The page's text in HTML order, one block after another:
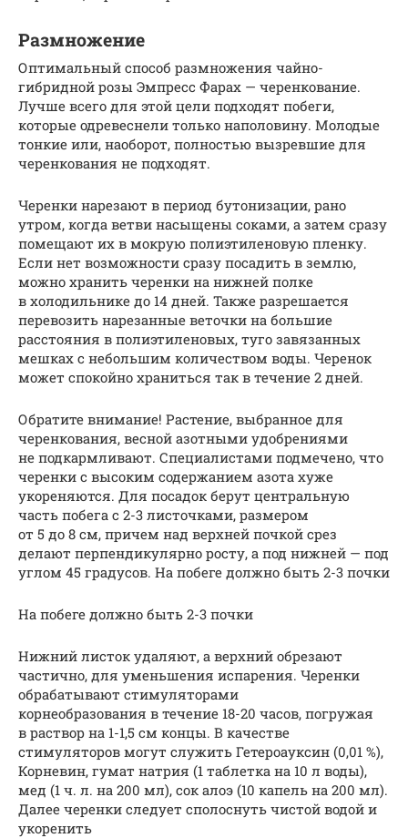
Размножение
Оптимальный способ размножения чайно-
гибридной розы Эмпресс Фарах — черенкование.
Лучше всего для этой цели подходят побеги,
которые одревеснели только наполовину. Молодые
тонкие или, наоборот, полностью вызревшие для
черенкования не подходят.
Черенки нарезают в период бутонизации, рано
утром, когда ветви насыщены соками, а затем сразу
помещают их в мокрую полиэтиленовую пленку.
Если нет возможности сразу посадить в землю,
можно хранить черенки на нижней полке
в холодильнике до 14 дней. Также разрешается
перевозить нарезанные веточки на большие
расстояния в полиэтиленовых, туго завязанных
мешках с небольшим количеством воды. Черенок
может спокойно храниться так в течение 2 дней.
Обратите внимание! Растение, выбранное для
черенкования, весной азотными удобрениями
не подкармливают. Специалистами подмечено, что
черенки с высоким содержанием азота хуже
укореняются. Для посадок берут центральную
часть побега с 2-3 листочками, размером
от 5 до 8 см, причем над верхней почкой срез
делают перпендикулярно росту, а под нижней — под
углом 45 градусов. На побеге должно быть 2-3 почки
На побеге должно быть 2-3 почки
Нижний листок удаляют, а верхний обрезают
частично, для уменьшения испарения. Черенки
обрабатывают стимуляторами
корнеобразования в течение 18-20 часов, погружая
в раствор на 1-1,5 см концы. В качестве
стимуляторов могут служить Гетероауксин (0,01 %),
Корневин, гумат натрия (1 таблетка на 10 л воды),
мед (1 ч. л. на 200 мл), сок алоэ (10 капель на 200 мл).
Далее черенки следует сполоснуть чистой водой и
укоренить